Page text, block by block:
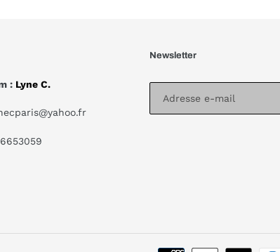
: Lyne C.
Newsletter